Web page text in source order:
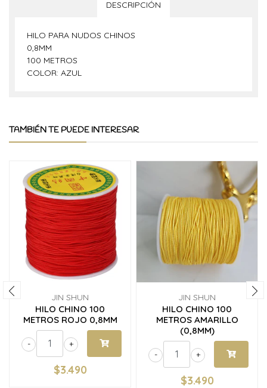
DESCRIPCIÓN
HILO PARA NUDOS CHINOS
0,8MM
100 METROS
COLOR: AZUL
TAMBIÉN TE PUEDE INTERESAR
JIN SHUN
HILO CHINO 100
METROS ROJO 0,8MM
+
-
$3.490
JIN SHUN
HILO CHINO 100
METROS AMARILLO
(0,8MM)
+
-
$3.490